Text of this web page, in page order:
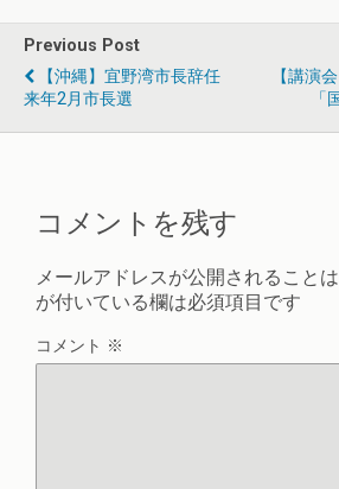
Previous Post
【沖縄】宜野湾市長辞任
来年2月市長選
【講演
「
コメントを残す
メールアドレスが公開されることは
が付いている欄は必須項目です
コメント ※